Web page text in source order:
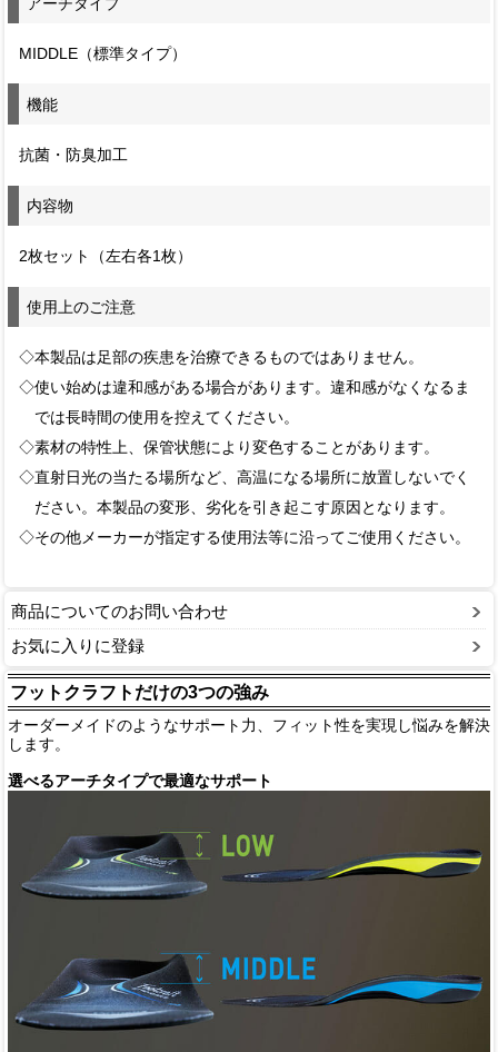
MIDDLE（標準タイプ）
機能
抗菌・防臭加工
内容物
2枚セット（左右各1枚）
使用上のご注意
◇本製品は足部の疾患を治療できるものではありません。
◇使い始めは違和感がある場合があります。違和感がなくなるま
では長時間の使用を控えてください。
◇素材の特性上、保管状態により変色することがあります。
◇直射日光の当たる場所など、高温になる場所に放置しないでく
ださい。本製品の変形、劣化を引き起こす原因となります。
◇その他メーカーが指定する使用法等に沿ってご使用ください。
商品についてのお問い合わせ
お気に入りに登録
フットクラフトだけの3つの強み
オーダーメイドのようなサポート力、フィット性を実現し悩みを解決
します。
選べるアーチタイプで最適なサポート